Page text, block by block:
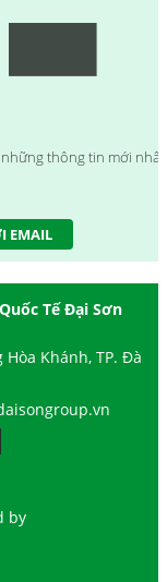
thông tin mới nhất
EMAIL
Tế Đại Sơn
Khánh, TP. Đà
by